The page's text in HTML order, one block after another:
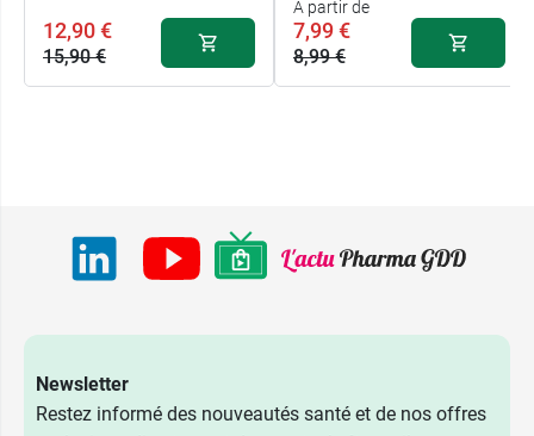
12,90 €
15,90 €
A partir de
7,99 €
8,99 €
Newsletter
Restez informé des nouveautés santé et de nos offres